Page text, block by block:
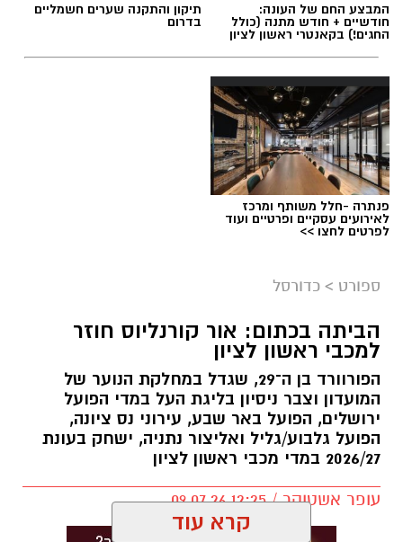
המבצע החם של העונה:
חודשיים + חודש מתנה (כולל
החגים!) בקאנטרי ראשון לציון
תיקון והתקנה שערים חשמליים
בדרום
פנתרה -חלל משותף ומרכז
לאירועים עסקיים ופרטיים ועוד
לפרטים לחצו >>
ספורט > כדורסל
הביתה בכתום: אור קורנליוס חוזר
למכבי ראשון לציון
הפורוורד בן ה־29, שגדל במחלקת הנוער של
המועדון וצבר ניסיון בליגת העל במדי הפועל
ירושלים, הפועל באר שבע, עירוני נס ציונה,
הפועל גלבוע/גליל ואליצור נתניה, ישחק בעונת
2026/27 במדי מכבי ראשון לציון
עופר אשטוקר / 12:25 09.07.26
קרא עוד